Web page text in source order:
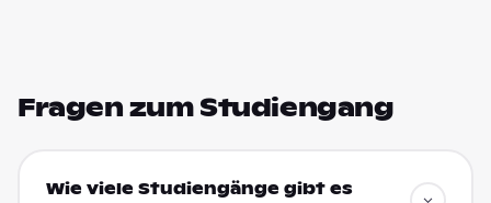
Fragen zum Studiengang
Wie viele Studiengänge gibt es